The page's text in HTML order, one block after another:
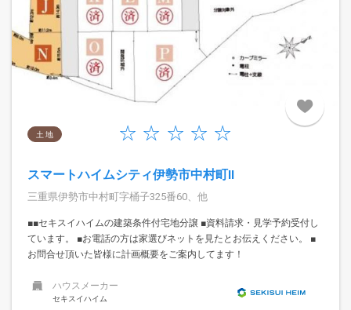
土 地
スマートハイムシティ伊勢市中村町II
三重県伊勢市中村町字桶子325番60、他
■■セキスイハイムの建築条件付宅地分譲 ■資料請求・見学予約受付し
ています。 ■お電話の方は家選びネットを見たとお伝えください。 ■
お問合せ頂いた皆様に計画概要をご案内してます！
ハウスメーカー
セキスイハイム